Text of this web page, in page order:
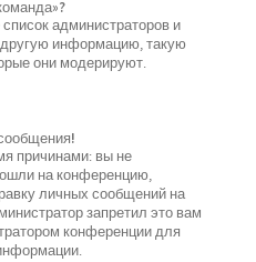
администраторов и
информацию, такую
они модерируют.
причинами: вы не
на конференцию,
личных сообщений на
запретил это вам
конференции для